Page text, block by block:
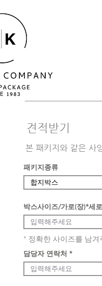
​견적받기
본 패키지와 같은 사
패키지종류
박스사이즈/가로(장)*세
* 정확한 사이즈를 남
담당자 연락처